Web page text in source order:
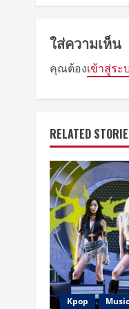
ใส่ความเห็น
คุณต้องเข้าสู่ระ
RELATED
Kpop Music